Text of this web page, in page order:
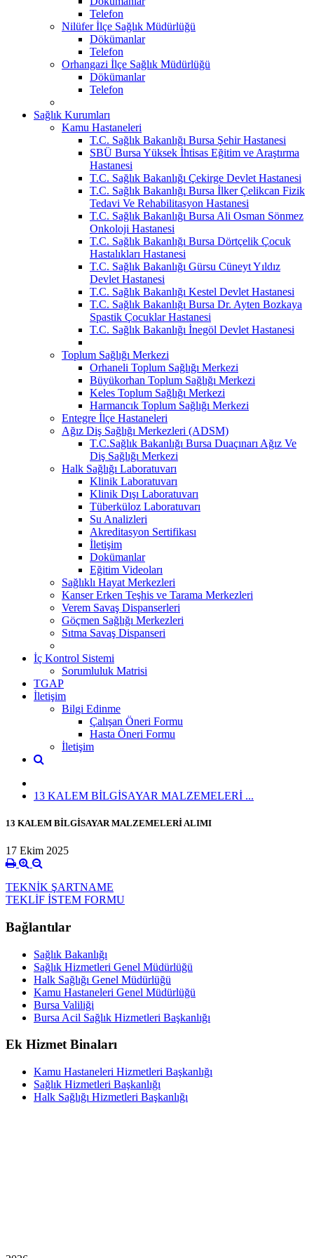
Telefon
Nilüfer İlçe Sağlık Müdürlüğü
Dökümanlar
Telefon
Orhangazi İlçe Sağlık Müdürlüğü
Dökümanlar
Telefon
Sağlık Kurumları
Kamu Hastaneleri
T.C. Sağlık Bakanlığı Bursa Şehir Hastanesi
SBÜ Bursa Yüksek İhtisas Eğitim ve Araştırma
Hastanesi
T.C. Sağlık Bakanlığı Çekirge Devlet Hastanesi
T.C. Sağlık Bakanlığı Bursa İlker Çelikcan Fizik
Tedavi Ve Rehabilitasyon Hastanesi
T.C. Sağlık Bakanlığı Bursa Ali Osman Sönmez
Onkoloji Hastanesi
T.C. Sağlık Bakanlığı Bursa Dörtçelik Çocuk
Hastalıkları Hastanesi
T.C. Sağlık Bakanlığı Gürsu Cüneyt Yıldız
Devlet Hastanesi
T.C. Sağlık Bakanlığı Kestel Devlet Hastanesi
T.C. Sağlık Bakanlığı Bursa Dr. Ayten Bozkaya
Spastik Çocuklar Hastanesi
T.C. Sağlık Bakanlığı İnegöl Devlet Hastanesi
Toplum Sağlığı Merkezi
Orhaneli Toplum Sağlığı Merkezi
Büyükorhan Toplum Sağlığı Merkezi
Keles Toplum Sağlığı Merkezi
Harmancık Toplum Sağlığı Merkezi
Entegre İlçe Hastaneleri
Ağız Diş Sağlığı Merkezleri (ADSM)
T.C.Sağlık Bakanlığı Bursa Duaçınarı Ağız Ve
Diş Sağlığı Merkezi
Halk Sağlığı Laboratuvarı
Klinik Laboratuvarı
Klinik Dışı Laboratuvarı
Tüberküloz Laboratuvarı
Su Analizleri
Akreditasyon Sertifikası
İletişim
Dokümanlar
Eğitim Videoları
Sağlıklı Hayat Merkezleri
Kanser Erken Teşhis ve Tarama Merkezleri
Verem Savaş Dispanserleri
Göçmen Sağlığı Merkezleri
Sıtma Savaş Dispanseri
İç Kontrol Sistemi
Sorumluluk Matrisi
TGAP
İletişim
Bilgi Edinme
Çalışan Öneri Formu
Hasta Öneri Formu
İletişim
13 KALEM BİLGİSAYAR MALZEMELERİ ...
13 KALEM BİLGİSAYAR MALZEMELERİ ALIMI
17 Ekim 2025
TEKNİK ŞARTNAME
TEKLİF İSTEM FORMU
Bağlantılar
Sağlık Bakanlığı
Sağlık Hizmetleri Genel Müdürlüğü
Halk Sağlığı Genel Müdürlüğü
Kamu Hastaneleri Genel Müdürlüğü
Bursa Valiliği
Bursa Acil Sağlık Hizmetleri Başkanlığı
Ek Hizmet Binaları
Kamu Hastaneleri Hizmetleri Başkanlığı
Sağlık Hizmetleri Başkanlığı
Halk Sağlığı Hizmetleri Başkanlığı